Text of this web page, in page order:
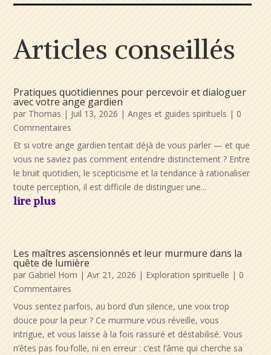
Articles conseillés
Pratiques quotidiennes pour percevoir et dialoguer
avec votre ange gardien
par Thomas | Juil 13, 2026 |Anges et guides spirituels | 0
Commentaires
Et si votre ange gardien tentait déjà de vous parler — et que
vous ne saviez pas comment entendre distinctement ? Entre
le bruit quotidien, le scepticisme et la tendance à rationaliser
toute perception, il est difficile de distinguer une...
lire plus
Les maîtres ascensionnés et leur murmure dans la
quête de lumière
parGabriel Hom |Avr 21, 2026 | Exploration spirituelle | 0
Commentaires
Vous sentez parfois, au bord d’un silence, une voix trop
douce pour la peur ? Ce murmure vous réveille, vous
intrigue, et vous laisse à la fois rassuré et déstabilisé. Vous
n’êtes pas fou·folle, ni en erreur : c’est l’âme qui cherche sa